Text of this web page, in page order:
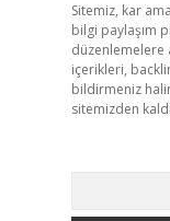
Sitemiz, kar
bilgi paylaşım
düzenlemelere
içerikleri,
bildirmeniz
sitemizden